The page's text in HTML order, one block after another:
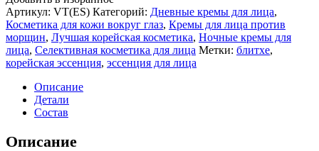
Артикул: VT(ES) Категорий: Дневные кремы для лица,
Косметика для кожи вокруг глаз, Кремы для лица против
морщин, Лучшая корейская косметика, Ночные кремы для
лица, Селективная косметика для лица Метки: блитхе,
корейская эссенция, эссенция для лица
Описание
Детали
Состав
Описание